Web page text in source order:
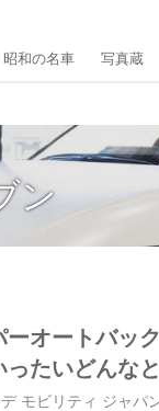
昭和の名車 写真蔵
ン
ーオートバッ
たいどんな
モビリティ ジャパ